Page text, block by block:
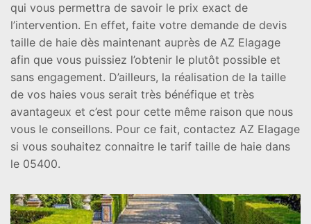
qui vous permettra de savoir le prix exact de
l’intervention. En effet, faite votre demande de devis
taille de haie dès maintenant auprès de AZ Elagage
afin que vous puissiez l’obtenir le plutôt possible et
sans engagement. D’ailleurs, la réalisation de la taille
de vos haies vous serait très bénéfique et très
avantageux et c’est pour cette même raison que nous
vous le conseillons. Pour ce fait, contactez AZ Elagage
si vous souhaitez connaitre le tarif taille de haie dans
le 05400.